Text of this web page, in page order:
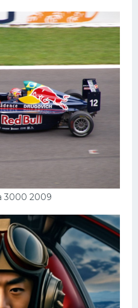
3000 2009